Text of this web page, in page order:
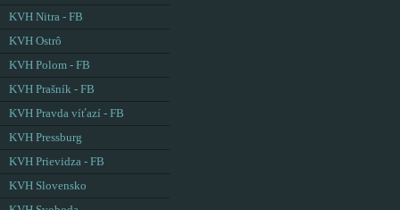
KVH Nitra - FB
KVH Ostrô
KVH Polom - FB
KVH Prašník - FB
KVH Pravda víťazí - FB
KVH Pressburg
KVH Prievidza - FB
KVH Slovensko